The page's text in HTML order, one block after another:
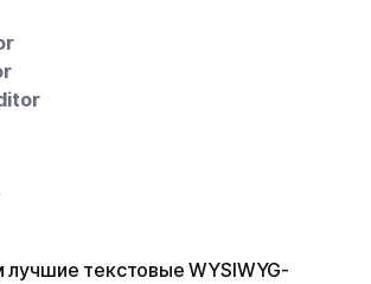
лучшие текстовые WYSIWYG-